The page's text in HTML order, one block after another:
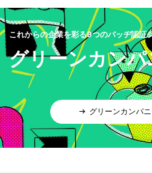
これからの企業を彩る9つのバッヂ認証
グリーンカンパ
グリーンカンパ